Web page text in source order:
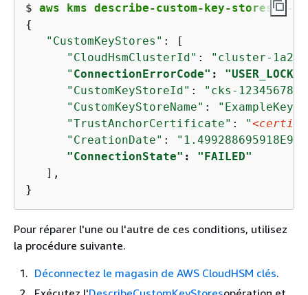
$ aws kms describe-custom-key-stores --
{
"CustomKeyStores" : [
"CloudHsmClusterId" :
"cluster-
" ConnectionErrorCode" :
"CustomKeyStoreId" :
"cks-
"CustomKeyStoreName" :
"TrustAnchorCertificate" : "
"CreationDate" : "1.499288695918E9"
"ConnectionState" : "FAILED"
   ],
}
Pour réparer l'une ou l'autre de ces conditions, utilisez
la procédure suivante.
Déconnectez le magasin de AWS CloudHSM clés.